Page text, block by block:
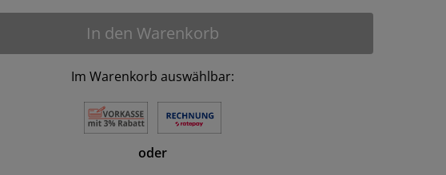
In den Warenkorb
Im Warenkorb auswählbar:
oder